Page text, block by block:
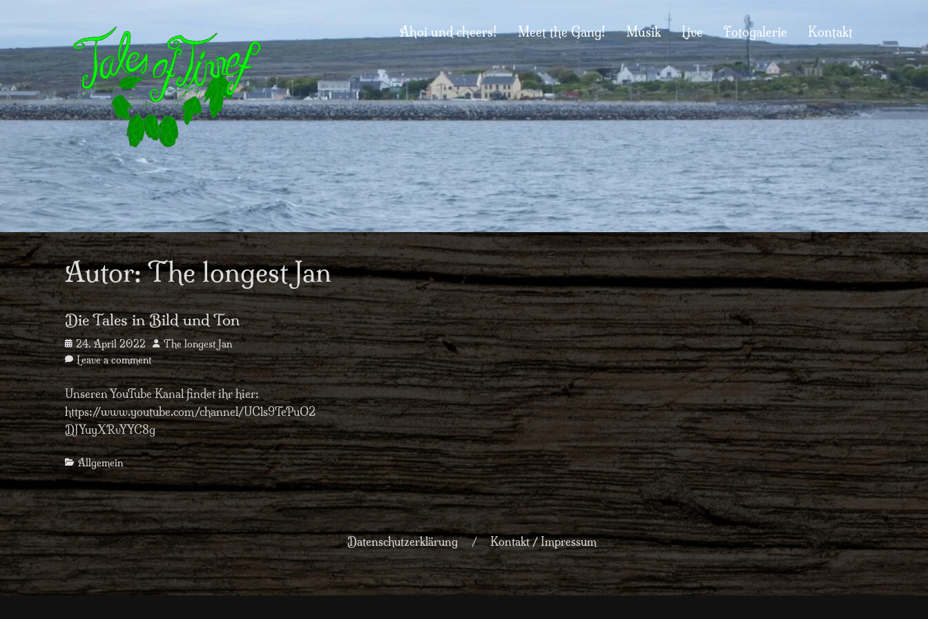
Ahoi und cheers! Meet the Gang! Musik Live Fotogalerie Kontakt
Autor:The longest Jan
Die Tales in Bild und Ton
Posted
on
24. April 2022 Author
The longest Jan
Leave a comment
Unseren YouTube Kanal findet ihr hier:
https://www.youtube.com/channel/UCls9TePuO2
DJYuyXRvYYC8g
Categories
Allgemein
Datenschutzerklärung Kontakt / Impressum